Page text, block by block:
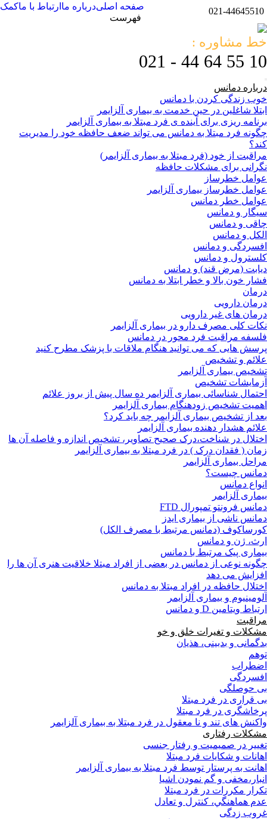
021-44645510
صفحه اصلیدرباره ما ارتباط با ماکمک
فهرست
خط مشاوره :
10 55 64 44 - 021
درباره دمانس
خوب زندگی کردن با دمانس
ابتلا شاغلین در حین خدمت به بیماری آلزایمر
برنامه ریزی برای آینده ی فرد مبتلا به بیماری آلزایمر
چگونه فرد مبتلا به دمانس می تواند ضعف حافظه خود را مدیریت
کند؟
مراقبت از خود (فرد مبتلا به بیماری آلزایمر)
نگرانی برای مشکلات حافظه
عوامل خطرساز
عوامل خطرساز بیماری آلزایمر
عوامل خطر دمانس
سیگار و دمانس
چاقی و دمانس
الکل و دمانس
افسردگی و دمانس
کلسترول و دمانس
دیابت (مرض قند) و دمانس
فشار خون بالا و خطر ابتلا به دمانس
درمان
درمان دارویی
درمان های غیر دارویی
نکات کلی مصرف دارو در بیماری آلزایمر
فلسفه مراقبت فرد محور در دمانس
پرسش هایی که می توانید هنگام ملاقات با پزشک مطرح کنید
علائم و تشخیص
تشخیص بیماری آلزایمر
آزمایشات تشخیص
احتمال شناسائی بیماری آلزایمر ده سال پیش از بروز علائم
اهمیت تشخیص زودهنگام بیماری آلزایمر
بعد از تشخیص بیماری آلزایمر چه باید کرد؟
علائم هشدار دهنده بیماری آلزایمر
اختلال در شناخت،درک صحیح تصاویر، تشخیص اندازه و فاصله آن ها
زمان ( فقدان درک ) در فرد مبتلا به بیماری آلزایمر
مراحل بیماری آلزایمر
دمانس چیست؟
انواع دمانس
بیماری آلزایمر
دمانس فرونتو تمپورال FTD
دمانس ناشی از بیماری ایدز
کورساکوف (دمانس مرتبط با مصرف الکل)
ارث، ژن و دمانس
بیماری پیک مرتبط با دمانس
چگونه نوعی از دمانس در بعضی از افراد مبتلا خلاقیت هنری آن ها را
افزایش می دهد
اختلال حافظه در افراد مبتلا به دمانس
آلومینیوم و بیماری آلزایمر
ارتباط ویتامین D و دمانس
مراقبت
مشکلات و تغیرات خلق و خو
بدگمانی و بدبینی، هذیان
توهم
اضطراب
افسردگی
بی حوصلگی
بی قراری در فرد مبتلا
پرخاشگری در فرد مبتلا
واکنش های تند و نا معقول در فرد مبتلا به بیماری آلزایمر
مشکلات رفتاری
تغییر در صمیمیت و رفتار جنسی
اهانات و شکایات فرد مبتلا
اهانت به پرستار توسط فرد مبتلا به بیماری آلزایمر
انبار،مخفی و گم نمودن اشیا
تکرار مکررات در فرد مبتلا
عدم هماهنگي، كنترل و تعادل
غروب زدگی